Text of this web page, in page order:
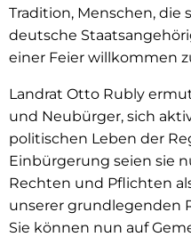
Tradition, Menschen, die
deutsche
einer Feier willkommen
Landrat Otto Rubly
und Neubürger, sich
politischen Leben der
Einbürgerung seien sie
Rechten und Pflichten
unserer grundlegenden
Sie können nun auf